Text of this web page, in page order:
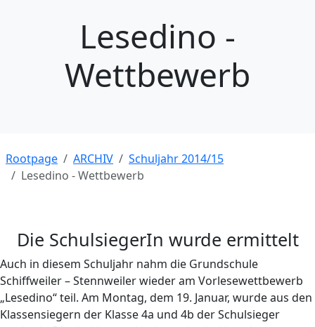
Lesedino -
Wettbewerb
Rootpage ARCHIV
Schuljahr 2014/15
Lesedino - Wettbewerb
Die SchulsiegerIn wurde ermittelt
Auch in diesem Schuljahr nahm die Grundschule
Schiffweiler – Stennweiler wieder am Vorlesewettbewerb
„Lesedino“ teil. Am Montag, dem 19. Januar, wurde aus den
Klassensiegern der Klasse 4a und 4b der Schulsieger